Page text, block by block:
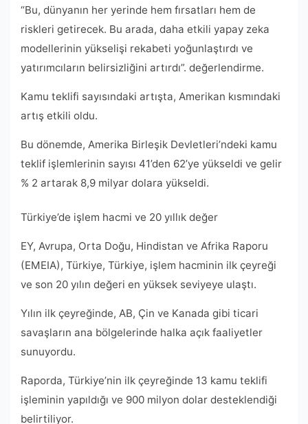
“Bu, dünyanın her yerinde hem fırsatları hem de
riskleri getirecek. Bu arada, daha etkili yapay zeka
modellerinin yükselişi rekabeti yoğunlaştırdı ve
yatırımcıların belirsizliğini artırdı”. değerlendirme.
Kamu teklifi sayısındaki artışta, Amerikan kısmındaki
artış etkili oldu.
Bu dönemde, Amerika Birleşik Devletleri’ndeki kamu
teklif işlemlerinin sayısı 41’den 62’ye yükseldi ve gelir
% 2 artarak 8,9 milyar dolara yükseldi.
Türkiye’de işlem hacmi ve 20 yıllık değer
EY, Avrupa, Orta Doğu, Hindistan ve Afrika Raporu
(EMEIA), Türkiye, Türkiye, işlem hacminin ilk çeyreği
ve son 20 yılın değeri en yüksek seviyeye ulaştı.
Yılın ilk çeyreğinde, AB, Çin ve Kanada gibi ticari
savaşların ana bölgelerinde halka açık faaliyetler
sunuyordu.
Raporda, Türkiye’nin ilk çeyreğinde 13 kamu teklifi
işleminin yapıldığı ve 900 milyon dolar desteklendiği
belirtiliyor.